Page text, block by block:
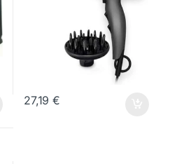
27,19€